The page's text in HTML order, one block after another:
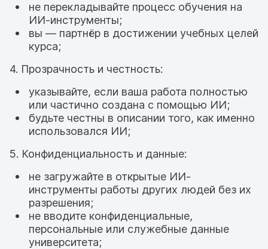
не перекладывайте процесс обучения на
ИИ-инструменты;
вы — партнёр в достижении учебных целей
курса;
4. Прозрачность и честность:
указывайте, если ваша работа полностью
или частично создана с помощью ИИ;
будьте честны в описании того, как именно
использовался ИИ;
5. Конфиденциальность и данные:
не загружайте в открытые ИИ-
инструменты работы других людей без их
разрешения;
не вводите конфиденциальные,
персональные или служебные данные
университета;